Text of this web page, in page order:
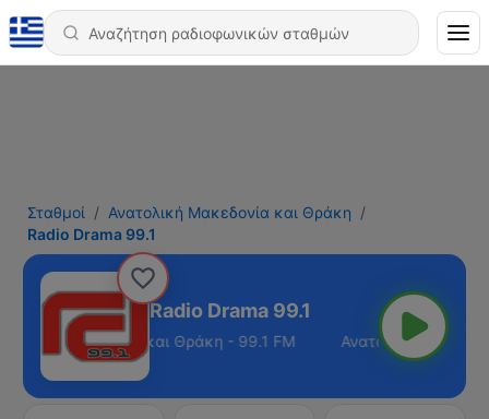
Σταθμοί
Ανατολική Μακεδονία και Θράκη
Radio Drama 99.1
Radio Drama 99.1
Μακεδονία και Θράκη - 99.1 FM